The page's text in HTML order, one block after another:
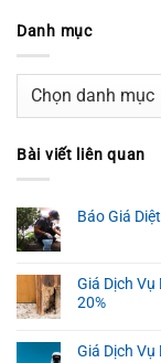
Danh mục
mục
Bài viết liên quan
Báo Giá
Giá Dịch Vụ
20%
Giá Dịch Vụ